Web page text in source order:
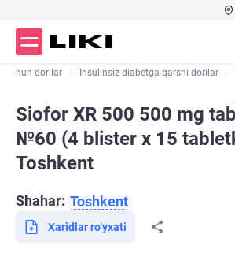
uchun dorilar Insulinsiz diabetga qarshi dorilar
Siofor XR 500 500 mg
№60 (4 blister х 15
Toshkent
Shahar: Toshkent
Xaridlar ro‘yxati